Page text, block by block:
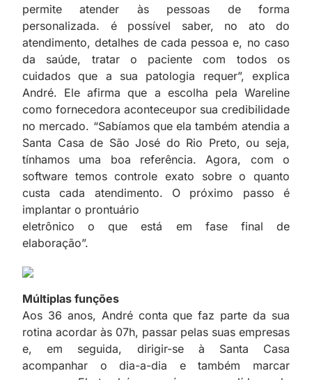
permite atender às pessoas de forma
personalizada. é possível saber, no ato do
atendimento, detalhes de cada pessoa e, no caso
da saúde, tratar o paciente com todos os
cuidados que a sua patologia requer”, explica
André. Ele afirma que a escolha pela Wareline
como fornecedora aconteceupor sua credibilidade
no mercado. “Sabíamos que ela também atendia a
Santa Casa de São José do Rio Preto, ou seja,
tínhamos uma boa referência. Agora, com o
software temos controle exato sobre o quanto
custa cada atendimento. O próximo passo é
implantar o prontuário
eletrônico o que está em fase final de
elaboração”.
Múltiplas funções
Aos 36 anos, André conta que faz parte da sua
rotina acordar às 07h, passar pelas suas empresas
e, em seguida, dirigir-se à Santa Casa
acompanhar o dia-a-dia e também marcar